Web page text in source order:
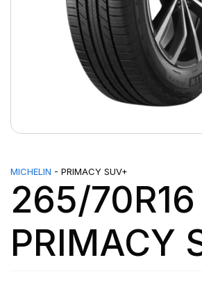
MICHELIN - PRIMACY SUV+
265/70R16
PRIMACY